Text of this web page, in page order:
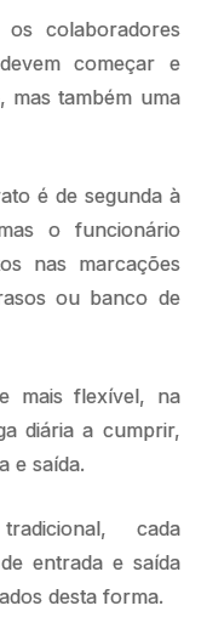
colaboradores
começar e
mas também uma
é de segunda à
o funcionário
nas marcações
ou banco de
mais flexível, na
diária a cumprir,
e saída.
cada
entrada e saída
desta forma.